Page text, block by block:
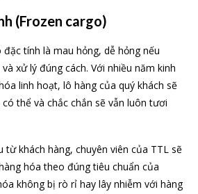
(Frozen cargo)
tính là mau hỏng, dễ hỏng nếu
xử lý đúng cách. Với nhiều năm kinh
linh hoạt, lô hàng của quý khách sẽ
thể và chắc chắn sẽ vẫn luôn tươi
từ khách hàng, chuyên viên của TTL sẽ
hóa theo đúng tiêu chuẩn của
không bị rò rỉ hay lây nhiễm với hàng